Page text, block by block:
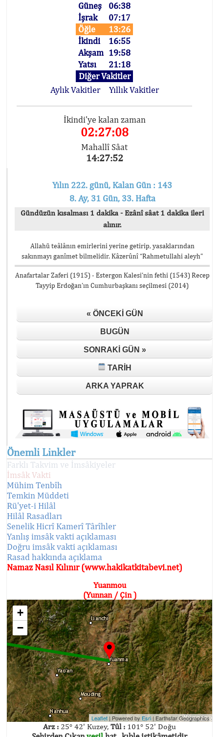
Güneş
06:38
İşrak
07:17
Öğle
13:26
İkindi
16:55
Akşam 19:58
Yatsı
21:18
Diğer Vakitler
Aylık Vakitler
Yıllık Vakitler
İkindi'ye kalan zaman
02:27:08
Mahallî Sâat
14:27:52
Yılın 222. günü, Kalan Gün : 143
8. Ay, 31 Gün, 33. Hafta
Gündüzün kısalması 1 dakika - Ezânî sâat 1 dakika ileri
alınır.
Allahü teâlânın emirlerini yerine getirip, yasaklarından
sakınmayı ganîmet bilmelidir. Kâzerûnî “Rahmetullahi aleyh”
Anafartalar Zaferi (1915) - Estergon Kalesi’nin fethi (1543) Recep
Tayyip Erdoğan’ın Cumhurbaşkanı seçilmesi (2014)
« ÖNCEKI GÜN
BUGÜN
SONRAKI GÜN »
TARIH
ARKA YAPRAK
Önemli Linkler
Farklı Takvim ve İmsâkiyeler
İmsâk Vakti
Mühim Tenbîh
Temkin Müddeti
Rü'yet-i Hilâl
Hilâl Rasadları
Senelik Hicrî Kamerî Târîhler
Yanlış imsâk vakti açıklaması
Doğru imsâk vakti açıklaması
Rasad hakkında açıklama
Namaz Nasıl Kılınır (www.hakikatkitabevi.net)
Yuanmou
(Yunnan / Çin )
+
−
Leaflet | Powered by Esri | Earthstar Geographics
Arz : 25° 42' Kuzey, Tûl : 101° 52' Doğu